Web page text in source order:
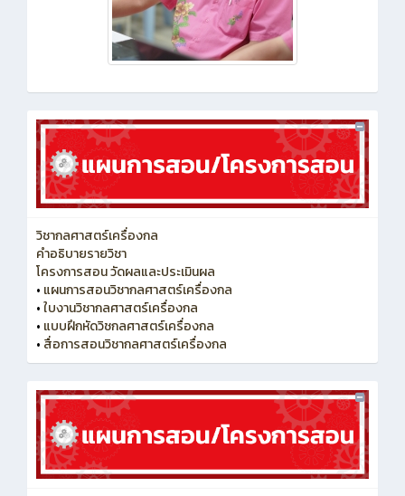
วิชากลศาสตร์เครื่องกล
คำอธิบายรายวิชา
โครงการสอน วัดผลและประเมินผล
• แผนการสอนวิชากลศาสตร์เครื่องกล
•ใบงานวิชากลศาสตร์เครื่องกล
• แบบฝึกหัดวิชกลศาสตร์เครื่องกล
• สื่อการสอนวิชากลศาสตร์เครื่องกล